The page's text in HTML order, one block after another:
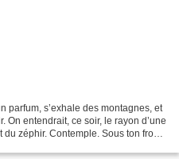
parfum, s’exhale des montagnes, et
On entendrait, ce soir, le rayon d’une
zéphir. Contemple. Sous ton front